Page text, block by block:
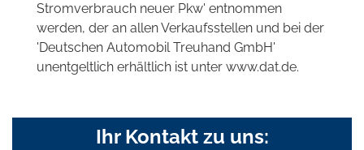
Stromverbrauch neuer Pkw' entnommen
werden, der an allen Verkaufsstellen und bei der
'Deutschen Automobil Treuhand GmbH'
unentgeltlich erhältlich ist unter www.dat.de.
Ihr Kontakt zu uns: